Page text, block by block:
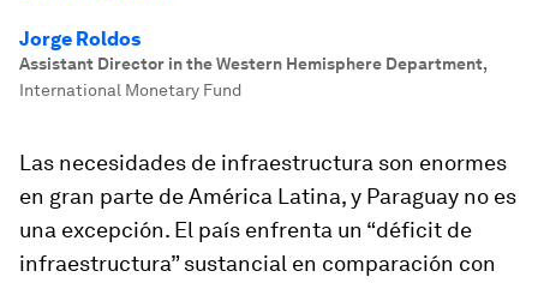
Jorge Roldos
Assistant Director in the Western Hemisphere Department,
International Monetary Fund
Las necesidades de infraestructura son enormes
en gran parte de América Latina, y Paraguay no es
una excepción. El país enfrenta un “déficit de
infraestructura” sustancial en comparación con